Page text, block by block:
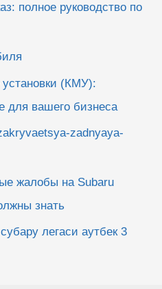
полное руководство по
(КМУ):
для вашего бизнеса
zadnyaya-
жалобы на Subaru
знать
легаси аутбек 3